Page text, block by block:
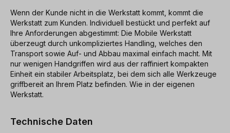
Wenn der Kunde nicht in die Werkstatt kommt, kommt die
Werkstatt zum Kunden. Individuell bestückt und perfekt auf
Ihre Anforderungen abgestimmt: Die Mobile Werkstatt
überzeugt durch unkompliziertes Handling, welches den
Transport sowie Auf- und Abbau maximal einfach macht. Mit
nur wenigen Handgriffen wird aus der raffiniert kompakten
Einheit ein stabiler Arbeitsplatz, bei dem sich alle Werkzeuge
griffbereit an Ihrem Platz befinden. Wie in der eigenen
Werkstatt.
Technische Daten